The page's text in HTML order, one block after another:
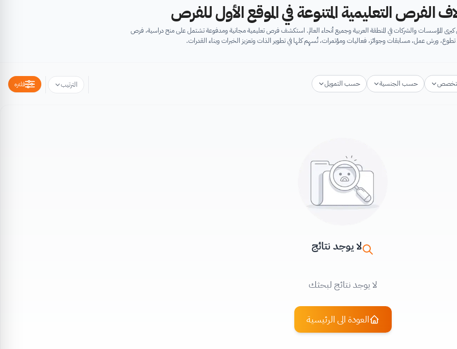
الفرص التعليمية المتنوعة في الموقع الأول للفرص
المؤسسات والشركات في المنطقة العربية وجميع أنحاء العالم. استكشف فرص تعليمية مجانية ومدفوعة تشتمل على منح دراسية، فرص
ورش عمل، مسابقات وجوائز، فعاليات ومؤتمرات، تُسهِم كلها في تطوير الذات وتعزيز الخبرات وبناء القدرات.
حسب الجنسية حسب التمويل الترتيب فلتره
لا يوجد نتائج
لا يوجد نتائج لبحثك
العودة الى الرئيسية